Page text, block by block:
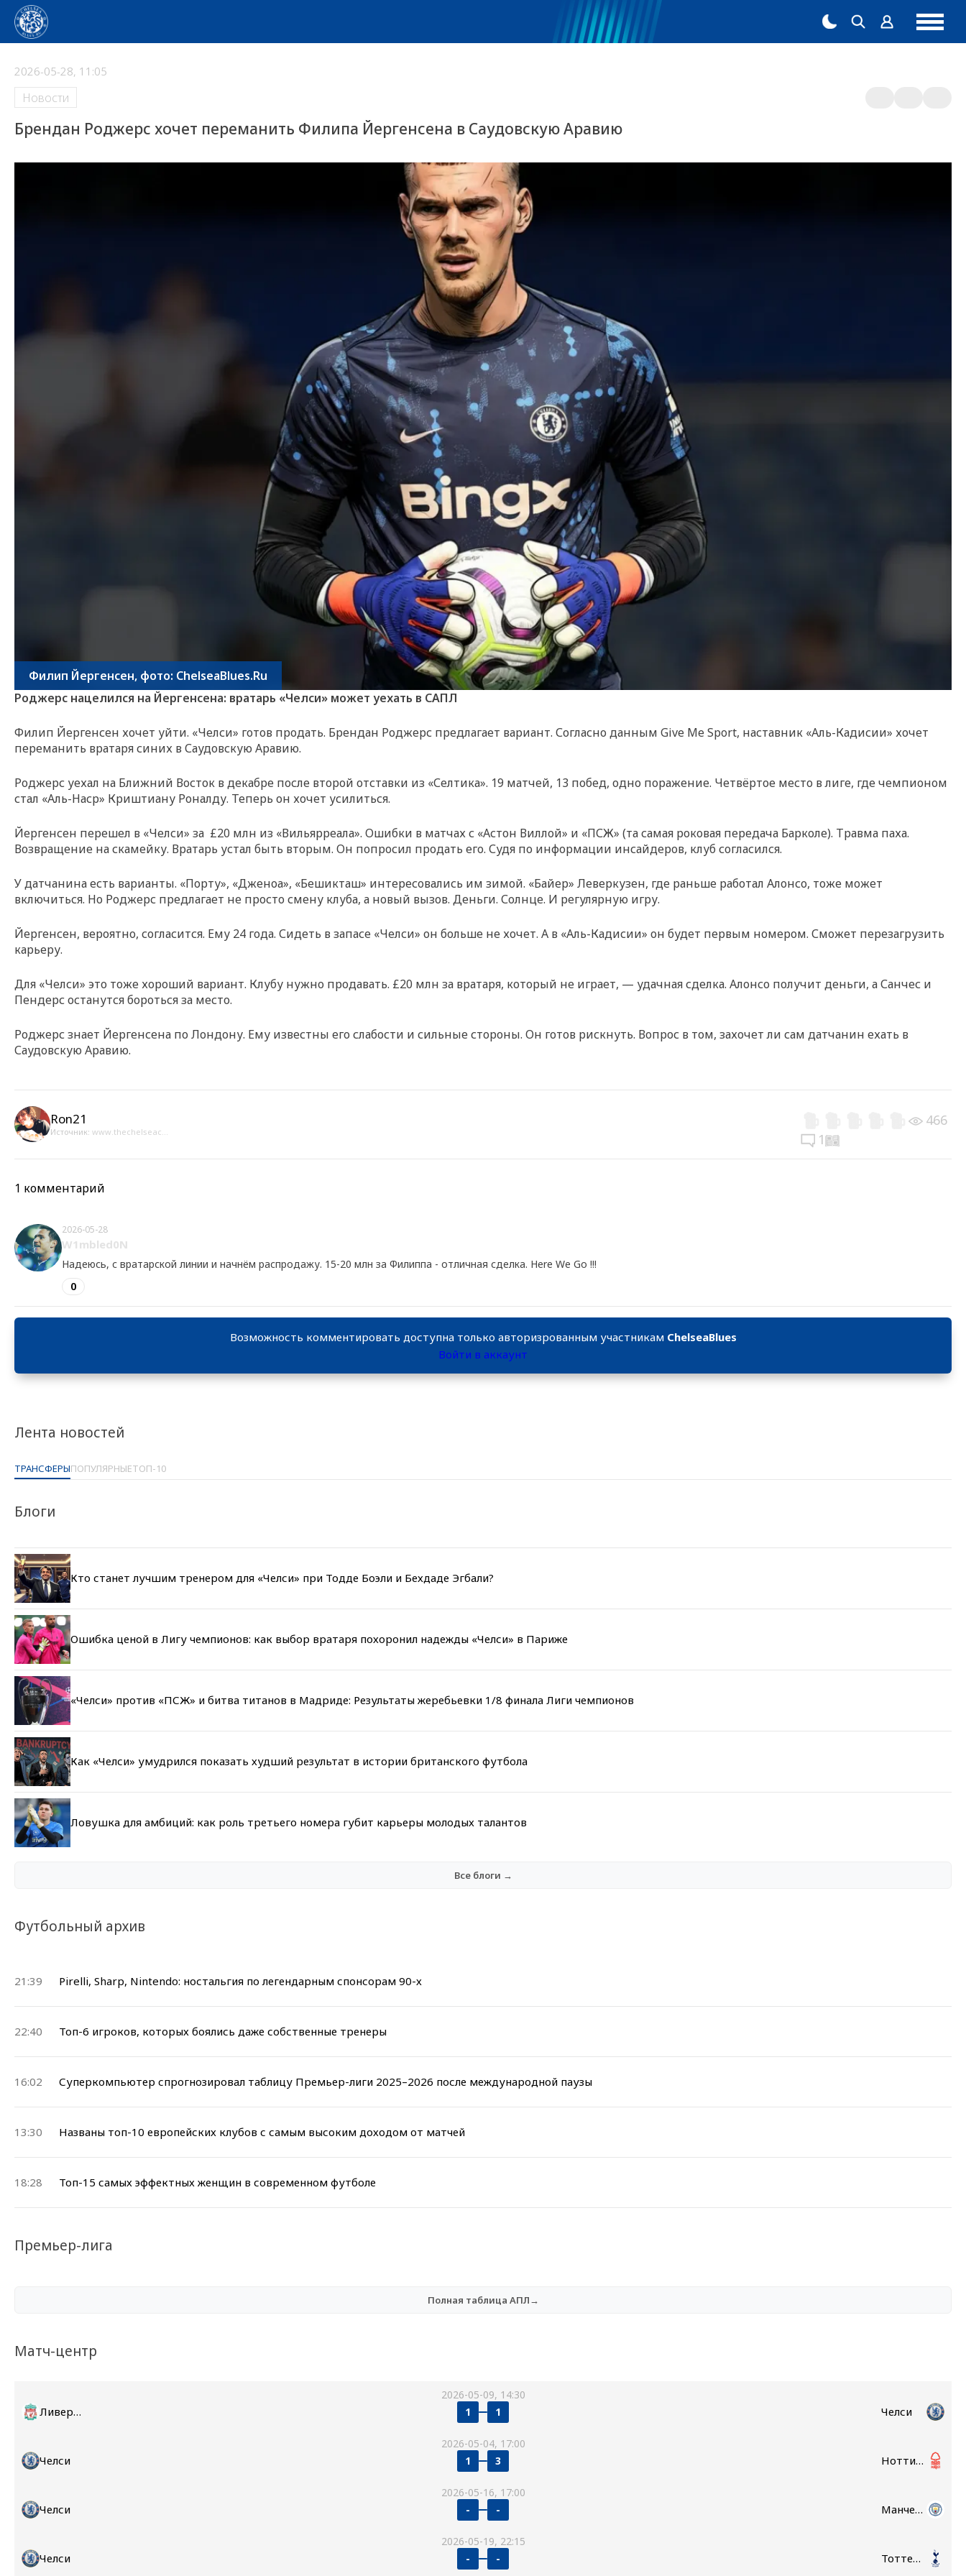
Лента новостей
ТРАНСФЕРЫПОПУЛЯРНЫЕТОП-10
Блоги
Кто станет лучшим тренером для «Челси» при Тодде Боэли и Бехдаде Эгбали?
Ошибка ценой в Лигу чемпионов: как выбор вратаря похоронил надежды «Челси» в Париже
«Челси» против «ПСЖ» и битва титанов в Мадриде: Результаты жеребьевки 1/8 финала Лиги чемпионов
Как «Челси» умудрился показать худший результат в истории британского футбола
Ловушка для амбиций: как роль третьего номера губит карьеры молодых талантов
Все блоги →
Футбольный архив
21:39 Pirelli, Sharp, Nintendo: ностальгия по легендарным спонсорам 90-х
22:40 Топ-6 игроков, которых боялись даже собственные тренеры
16:02 Суперкомпьютер спрогнозировал таблицу Премьер-лиги 2025–2026 после международной паузы
13:30 Названы топ-10 европейских клубов с самым высоким доходом от матчей
18:28 Топ-15 самых эффектных женщин в современном футболе
2026-05-28, 11:05
Новости
Брендан Роджерс хочет переманить Филипа Йергенсена в Саудовскую Аравию
Филип Йергенсен, фото: ChelseaBlues.Ru
Роджерс нацелился на Йергенсена: вратарь «Челси» может уехать в САПЛ
Филип Йергенсен хочет уйти. «Челси» готов продать. Брендан Роджерс предлагает вариант. Согласно данным Give Me Sport, наставник «Аль-Кадисии» хочет
переманить вратаря синих в Саудовскую Аравию.
Роджерс уехал на Ближний Восток в декабре после второй отставки из «Селтика». 19 матчей, 13 побед, одно поражение. Четвёртое место в лиге, где чемпионом
стал «Аль-Наср» Криштиану Роналду. Теперь он хочет усилиться.
Йергенсен перешел в «Челси» за £20 млн из «Вильярреала». Ошибки в матчах с «Астон Виллой» и «ПСЖ» (та самая роковая передача Барколе). Травма паха.
Возвращение на скамейку. Вратарь устал быть вторым. Он попросил продать его. Судя по информации инсайдеров, клуб согласился.
У датчанина есть варианты. «Порту», «Дженоа», «Бешикташ» интересовались им зимой. «Байер» Леверкузен, где раньше работал Алонсо, тоже может
включиться. Но Роджерс предлагает не просто смену клуба, а новый вызов. Деньги. Солнце. И регулярную игру.
Йергенсен, вероятно, согласится. Ему 24 года. Сидеть в запасе «Челси» он больше не хочет. А в «Аль-Кадисии» он будет первым номером. Сможет перезагрузить
карьеру.
Для «Челси» это тоже хороший вариант. Клубу нужно продавать. £20 млн за вратаря, который не играет, — удачная сделка. Алонсо получит деньги, а Санчес и
Пендерс останутся бороться за место.
Роджерс знает Йергенсена по Лондону. Ему известны его слабости и сильные стороны. Он готов рискнуть. Вопрос в том, захочет ли сам датчанин ехать в
Саудовскую Аравию.
Ron21
Источник: www.thechelseac...
466
1
1 комментарий
2026-05-28
W1mbled0N
Надеюсь, с вратарской линии и начнём распродажу. 15-20 млн за Филиппа - отличная сделка. Here We Go !!!
0
Возможность комментировать доступна только авторизрованным участникам ChelseaBlues
Войти в аккаунт
Премьер-лига
Полная таблица АПЛ→
Матч-центр
2026-05-09, 14:30
Ливерпуль 1 1 Челси
2026-05-04, 17:00
Челси 1 3 Ноттингем Форест
2026-05-16, 17:00
Челси - - Манчестер Сити
2026-05-19, 22:15
Челси - - Тоттенхэм